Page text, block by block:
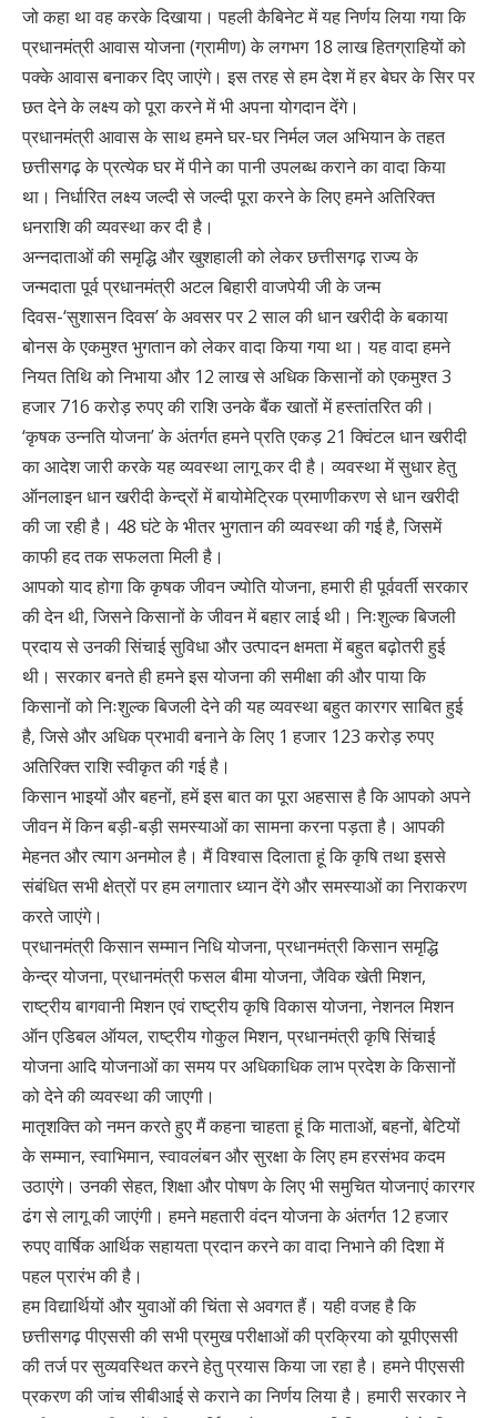
जो कहा था वह करके दिखाया। पहली कैबिनेट में यह निर्णय लिया गया कि
प्रधानमंत्री आवास योजना (ग्रामीण) के लगभग 18 लाख हितग्राहियों को
पक्के आवास बनाकर दिए जाएंगे। इस तरह से हम देश में हर बेघर के सिर पर
छत देने के लक्ष्य को पूरा करने में भी अपना योगदान देंगे।
प्रधानमंत्री आवास के साथ हमने घर-घर निर्मल जल अभियान के तहत
छत्तीसगढ़ के प्रत्येक घर में पीने का पानी उपलब्ध कराने का वादा किया
था। निर्धारित लक्ष्य जल्दी से जल्दी पूरा करने के लिए हमने अतिरिक्त
धनराशि की व्यवस्था कर दी है।
अन्नदाताओं की समृद्धि और खुशहाली को लेकर छत्तीसगढ़ राज्य के
जन्मदाता पूर्व प्रधानमंत्री अटल बिहारी वाजपेयी जी के जन्म
दिवस-‘सुशासन दिवस’ के अवसर पर 2 साल की धान खरीदी के बकाया
बोनस के एकमुश्त भुगतान को लेकर वादा किया गया था। यह वादा हमने
नियत तिथि को निभाया और 12 लाख से अधिक किसानों को एकमुश्त 3
हजार 716 करोड़ रुपए की राशि उनके बैंक खातों में हस्तांतरित की।
‘कृषक उन्नति योजना’ के अंतर्गत हमने प्रति एकड़ 21 क्विंटल धान खरीदी
का आदेश जारी करके यह व्यवस्था लागू कर दी है। व्यवस्था में सुधार हेतु
ऑनलाइन धान खरीदी केन्द्रों में बायोमेट्रिक प्रमाणीकरण से धान खरीदी
की जा रही है। 48 घंटे के भीतर भुगतान की व्यवस्था की गई है, जिसमें
काफी हद तक सफलता मिली है।
आपको याद होगा कि कृषक जीवन ज्योति योजना, हमारी ही पूर्ववर्ती सरकार
की देन थी, जिसने किसानों के जीवन में बहार लाई थी। निःशुल्क बिजली
प्रदाय से उनकी सिंचाई सुविधा और उत्पादन क्षमता में बहुत बढ़ोतरी हुई
थी। सरकार बनते ही हमने इस योजना की समीक्षा की और पाया कि
किसानों को निःशुल्क बिजली देने की यह व्यवस्था बहुत कारगर साबित हुई
है, जिसे और अधिक प्रभावी बनाने के लिए 1 हजार 123 करोड़ रुपए
अतिरिक्त राशि स्वीकृत की गई है।
किसान भाइयों और बहनों, हमें इस बात का पूरा अहसास है कि आपको अपने
जीवन में किन बड़ी-बड़ी समस्याओं का सामना करना पड़ता है। आपकी
मेहनत और त्याग अनमोल है। मैं विश्वास दिलाता हूं कि कृषि तथा इससे
संबंधित सभी क्षेत्रों पर हम लगातार ध्यान देंगे और समस्याओं का निराकरण
करते जाएंगे।
प्रधानमंत्री किसान सम्मान निधि योजना, प्रधानमंत्री किसान समृद्धि
केन्द्र योजना, प्रधानमंत्री फसल बीमा योजना, जैविक खेती मिशन,
राष्ट्रीय बागवानी मिशन एवं राष्ट्रीय कृषि विकास योजना, नेशनल मिशन
ऑन एडिबल ऑयल, राष्ट्रीय गोकुल मिशन, प्रधानमंत्री कृषि सिंचाई
योजना आदि योजनाओं का समय पर अधिकाधिक लाभ प्रदेश के किसानों
को देने की व्यवस्था की जाएगी।
मातृशक्ति को नमन करते हुए मैं कहना चाहता हूं कि माताओं, बहनों, बेटियों
के सम्मान, स्वाभिमान, स्वावलंबन और सुरक्षा के लिए हम हरसंभव कदम
उठाएंगे। उनकी सेहत, शिक्षा और पोषण के लिए भी समुचित योजनाएं कारगर
ढंग से लागू की जाएंगी। हमने महतारी वंदन योजना के अंतर्गत 12 हजार
रुपए वार्षिक आर्थिक सहायता प्रदान करने का वादा निभाने की दिशा में
पहल प्रारंभ की है।
हम विद्यार्थियों और युवाओं की चिंता से अवगत हैं। यही वजह है कि
छत्तीसगढ़ पीएससी की सभी प्रमुख परीक्षाओं की प्रक्रिया को यूपीएससी
की तर्ज पर सुव्यवस्थित करने हेतु प्रयास किया जा रहा है। हमने पीएससी
प्रकरण की जांच सीबीआई से कराने का निर्णय लिया है। हमारी सरकार ने